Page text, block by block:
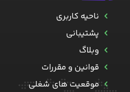
ناحیه کاربری
پشتیبانی
وبلاگ
قوانین و مقررات
موقعیت های شغلی